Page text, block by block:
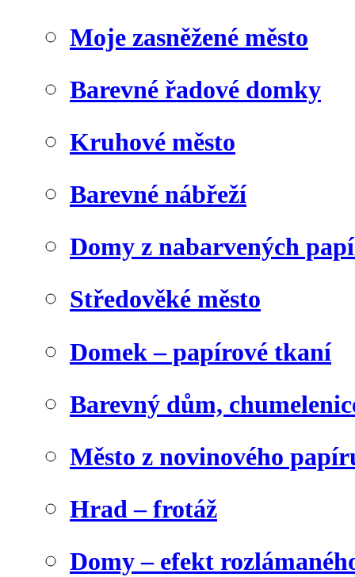
Moje zasněžené město
Barevné řadové domky
Kruhové město
Barevné nábřeží
Domy z nabarvených
Středověké město
Domek – papírové tkaní
Barevný dům,
Město z novinového
Hrad – frotáž
Domy – efekt